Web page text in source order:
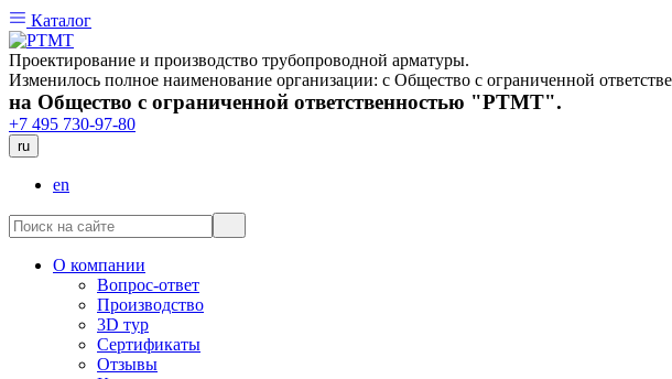
Каталог
Проектирование и производство трубопроводной арматуры.
Изменилось полное наименование организации: с Общество с ограниченной
на Общество с ограниченной ответственностью "РТМТ".
+7 495 730-97-80
ru
en
О компании
Вопрос-ответ
Производство
3D тур
Сертификаты
Отзывы